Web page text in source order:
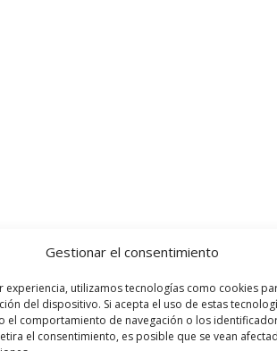
Gestionar el consentimiento
experiencia, utilizamos tecnologías como cookies
del dispositivo. Si acepta el uso de estas
el comportamiento de navegación o los
el consentimiento, es posible que se vean